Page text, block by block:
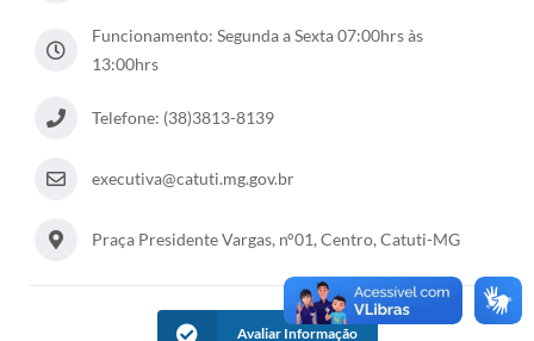
Funcionamento: Segunda a Sexta 07:00hrs às
13:00hrs
Telefone: (38)3813-8139
executiva@catuti.mg.gov.br
Praça Presidente Vargas, n°01, Centro, Catuti-MG
Avaliar Informação